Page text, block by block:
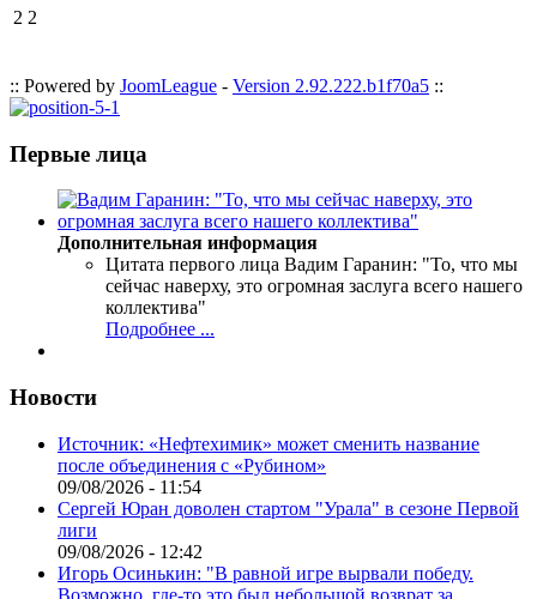
2 2
:: Powered by JoomLeague - Version 2.92.222.b1f70a5 ::
Первые лица
Дополнительная информация
Цитата первого лица Вадим Гаранин: "То, что мы
сейчас наверху, это огромная заслуга всего нашего
коллектива"
Подробнее ...
Новости
Источник: «Нефтехимик» может сменить название
после объединения с «Рубином»
09/08/2026 - 11:54
Сергей Юран доволен стартом "Урала" в сезоне Первой
лиги
09/08/2026 - 12:42
Игорь Осинькин: "В равной игре вырвали победу.
Возможно, где-то это был небольшой возврат за